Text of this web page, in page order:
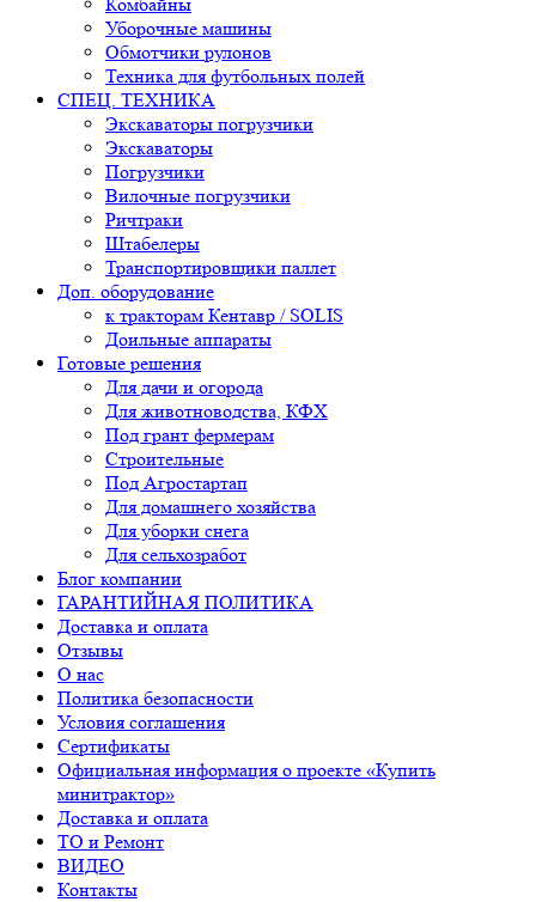
Уборочные машины
Обмотчики рулонов
Техника для футбольных полей
СПЕЦ. ТЕХНИКА
Экскаваторы погрузчики
Экскаваторы
Погрузчики
Вилочные погрузчики
Ричтраки
Штабелеры
Транспортировщики паллет
Доп. оборудование
к тракторам Кентавр / SOLIS
Доильные аппараты
Готовые решения
Для дачи и огорода
Для животноводства, КФХ
Под грант фермерам
Строительные
Под Агростартап
Для домашнего хозяйства
Для уборки снега
Для сельхозработ
Блог компании
ГАРАНТИЙНАЯ ПОЛИТИКА
Доставка и оплата
Отзывы
О нас
Политика безопасности
Условия соглашения
Сертификаты
Официальная информация о проекте «Купить
минитрактор»
Доставка и оплата
ТО и Ремонт
ВИДЕО
Контакты